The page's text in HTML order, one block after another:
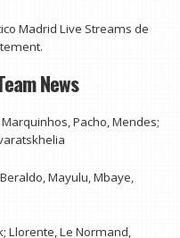
Madrid Live Streams de
News
Pacho, Mendes;
Mayulu, Mbaye,
Llorente, Le Normand,